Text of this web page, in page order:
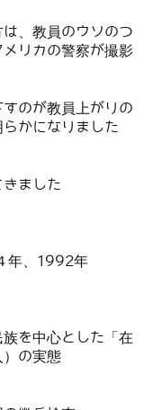
、教員のウソのつ
リカの警察が撮影
のが教員上がりの
かになりました
ました
年、1992年
族を中心とした「在
）の実態